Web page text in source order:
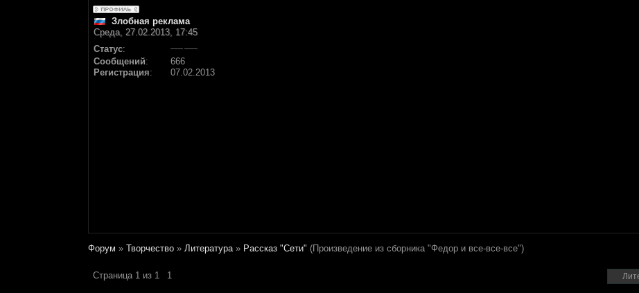
Злобная реклама
Среда, 27.02.2013, 17:45
Статус:
Сообщений:
666
Регистрация: 07.02.2013
Форум » Творчество » Литература » Рассказ "Сети" (Произведение из сборника "Федор и все-все-все")
Страница 1 из 1 1